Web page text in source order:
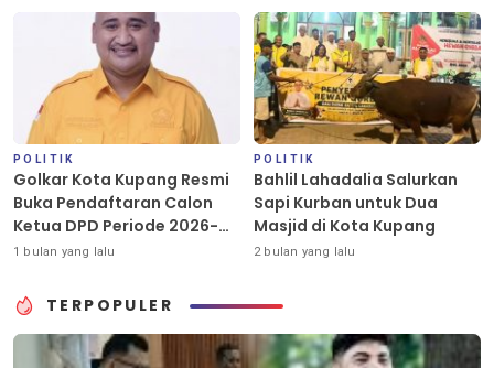
POLITIK
Golkar Kota Kupang Resmi
Buka Pendaftaran Calon
Ketua DPD Periode 2026-
2031
1 bulan yang lalu
POLITIK
Bahlil Lahadalia Salurkan
Sapi Kurban untuk Dua
Masjid di Kota Kupang
2 bulan yang lalu
TERPOPULER